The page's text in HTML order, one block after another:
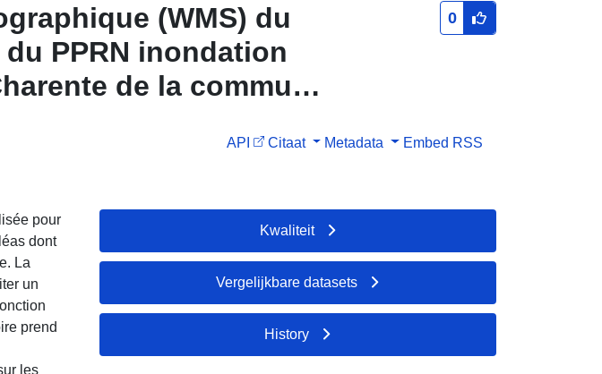
(WMS) du
PPRN inondation
de la commune
0
API Citaat Metadata Embed RSS
pour
dont
La
un
prend
les
Kwaliteit
Vergelijkbare datasets
History